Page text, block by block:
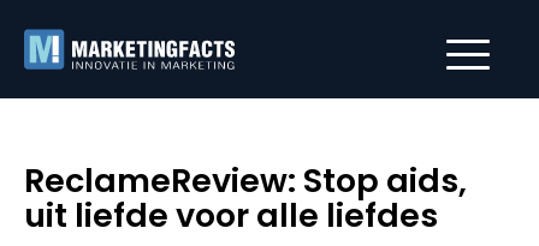
ReclameReview: Stop aids,
uit liefde voor alle liefdes